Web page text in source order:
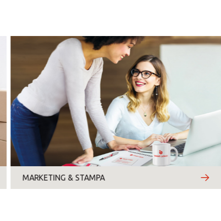
MARKETING & STAMPA
Motivo del contatto*
lunedì
martedì
mercoledì
giovedì
venerdì
domenica